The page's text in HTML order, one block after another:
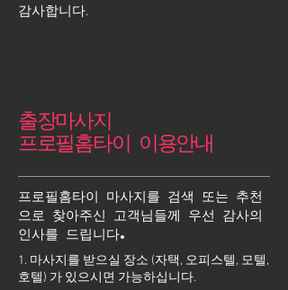
​감사합니다.
출장마사지
프로필홈타이 이용안내
프로필홈타이 마사지를 검색 또는 추천
으로 찾아주신 고객님들께 우선 감사의
인사를 드립니다.
1. 마사지를 받으실 장소 (자택, 오피스텔, 모텔,
호텔) 가 있으시면 가능하십니다.